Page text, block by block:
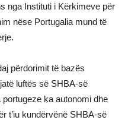
nga Instituti i Kërkimeve për
nëse Portugalia mund të
përdorimit të bazës
luftës së SHBA-së
ka autonomi dhe
t’iu kundërvënë SHBA-së